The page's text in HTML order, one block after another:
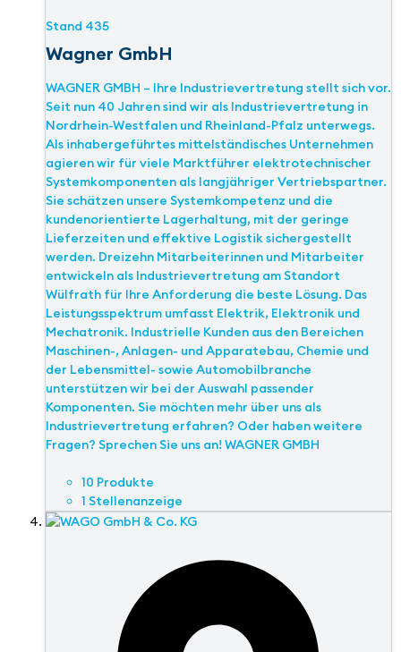
Stand 435
Wagner GmbH
WAGNER GMBH – Ihre Industrievertretung stellt sich vor.
Seit nun 40 Jahren sind wir als Industrievertretung in
Nordrhein-Westfalen und Rheinland-Pfalz unterwegs.
Als inhabergeführtes mittelständisches Unternehmen
agieren wir für viele Marktführer elektrotechnischer
Systemkomponenten als langjähriger Vertriebspartner.
Sie schätzen unsere Systemkompetenz und die
kundenorientierte Lagerhaltung, mit der geringe
Lieferzeiten und effektive Logistik sichergestellt
werden. Dreizehn Mitarbeiterinnen und Mitarbeiter
entwickeln als Industrievertretung am Standort
Wülfrath für Ihre Anforderung die beste Lösung. Das
Leistungsspektrum umfasst Elektrik, Elektronik und
Mechatronik. Industrielle Kunden aus den Bereichen
Maschinen-, Anlagen- und Apparatebau, Chemie und
der Lebensmittel- sowie Automobilbranche
unterstützen wir bei der Auswahl passender
Komponenten. Sie möchten mehr über uns als
Industrievertretung erfahren? Oder haben weitere
Fragen? Sprechen Sie uns an! WAGNER GMBH
10 Produkte
1 Stellenanzeige